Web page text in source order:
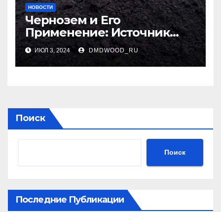
НОВОСТИ
Чернозем и Его
Применение: Источник
Плодородия
ИЮЛ 3, 2024 DMDWOOD_RU
Поиск
Поиск
Последние Публикации